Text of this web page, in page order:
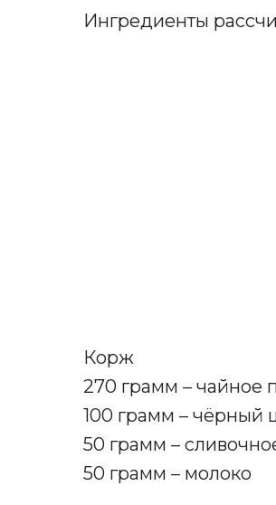
Ингредиенты
Корж
270 грамм –
100 грамм – чёрный
50 грамм –
50 грамм – молоко